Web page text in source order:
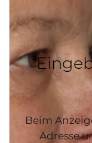
Beim
Adresse